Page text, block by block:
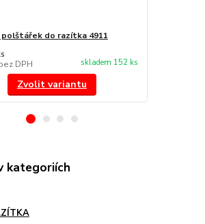
polštářek do razítka 4911
DPH skladem 152 ks
Zvolit variantu
kategoriích